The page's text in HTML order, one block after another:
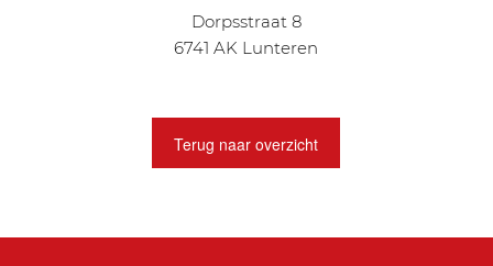
Dorpsstraat 8
6741 AK Lunteren
Terug naar overzicht